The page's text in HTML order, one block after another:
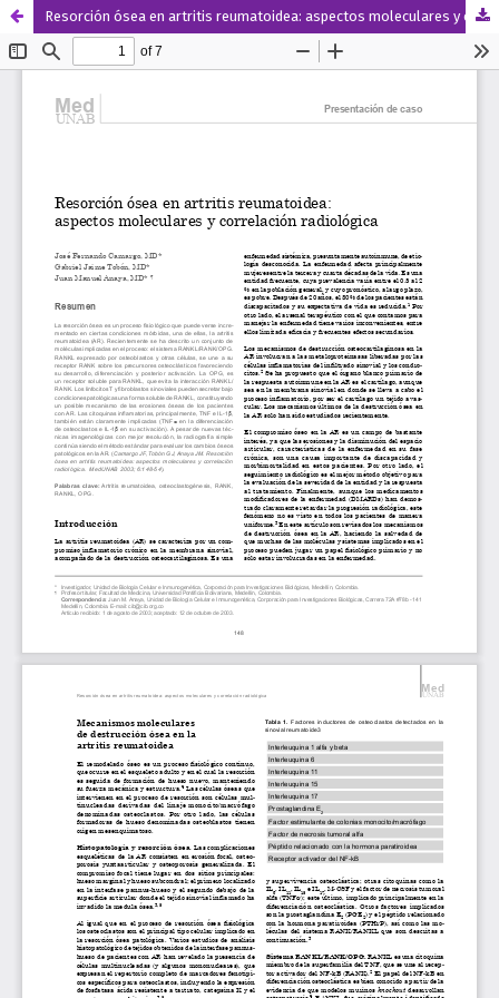
Resorción ósea en artritis reumatoidea: aspectos moleculares y correlación radiológica